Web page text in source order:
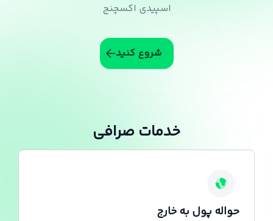
اسپیدی اکسچنج
شروع کنید
خدمات صرافی
حواله پول به خارج